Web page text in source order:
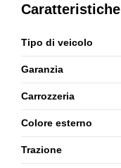
Caratteristiche
Tipo di veicolo
Garanzia
Carrozzeria
Colore esterno
Trazione